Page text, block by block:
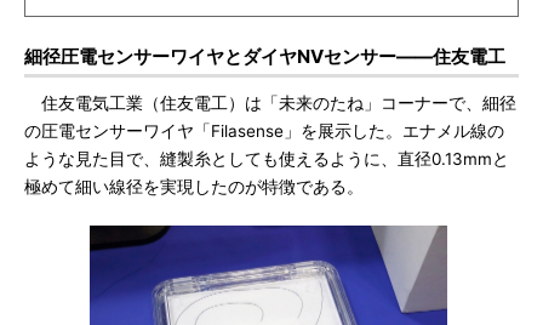
細径圧電センサーワイヤとダイヤNVセンサー――住友電工
住友電気工業（住友電工）は「未来のたね」コーナーで、細径
の圧電センサーワイヤ「Filasense」を展示した。エナメル線の
ような見た目で、縫製糸としても使えるように、直径0.13mmと
極めて細い線径を実現したのが特徴である。